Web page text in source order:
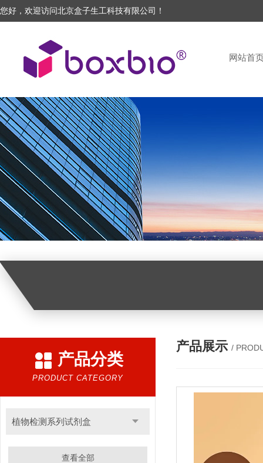
您好，欢迎访问北京盒子生工科技有限公司！
网站首
产品分类
PRODUCT CATEGORY
植物检测系列试剂盒
查看全部
产品展示 /